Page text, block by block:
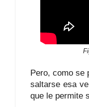
Pero, como se
saltarse esa
que le permite